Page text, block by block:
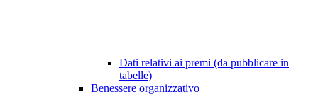
Dati relativi ai premi (da pubblicare in
tabelle)
Benessere organizzativo